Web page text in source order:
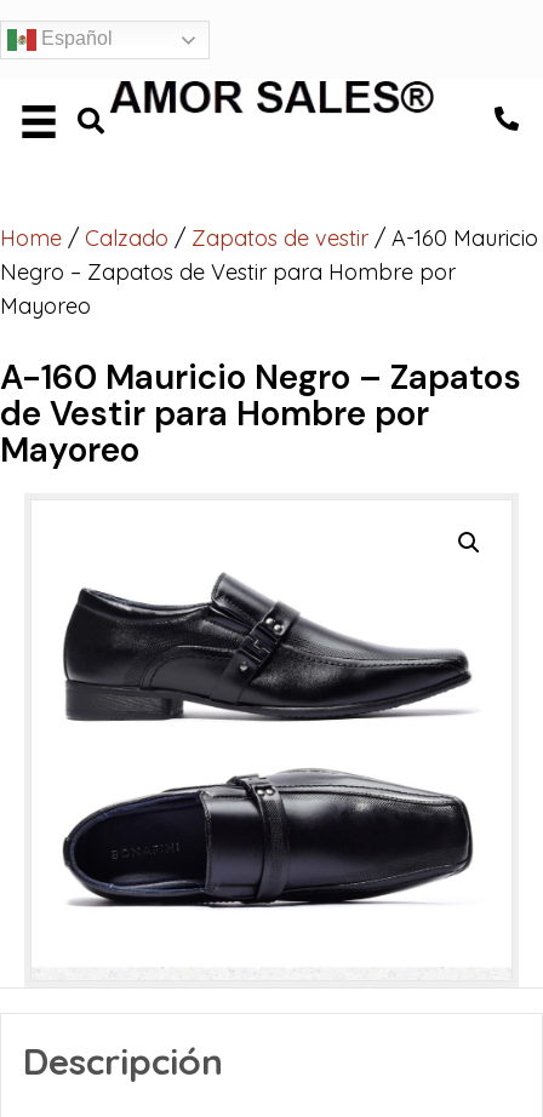
Español
Home / Calzado / Zapatos de vestir / A-160 Mauricio
Negro – Zapatos de Vestir para Hombre por
Mayoreo
A-160 Mauricio Negro – Zapatos
de Vestir para Hombre por
Mayoreo
Descripción